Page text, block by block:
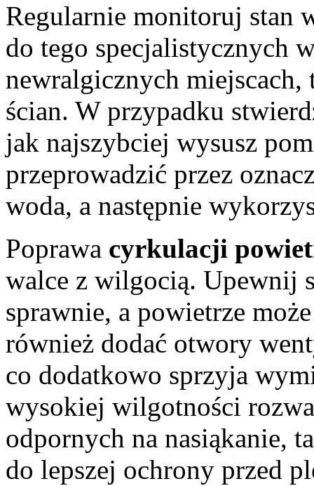
Regularnie monitoruj stan
do tego specjalistycznych
newralgicznych
ścian. W przypadku
jak najszybciej wysusz
przeprowadzić przez
woda, a następnie
Poprawa cyrkulacji
walce z wilgocią. Upewnij
sprawnie, a powietrze
również dodać otwory
co dodatkowo sprzyja
wysokiej wilgotności
odpornych na nasiąkanie,
do lepszej ochrony przed